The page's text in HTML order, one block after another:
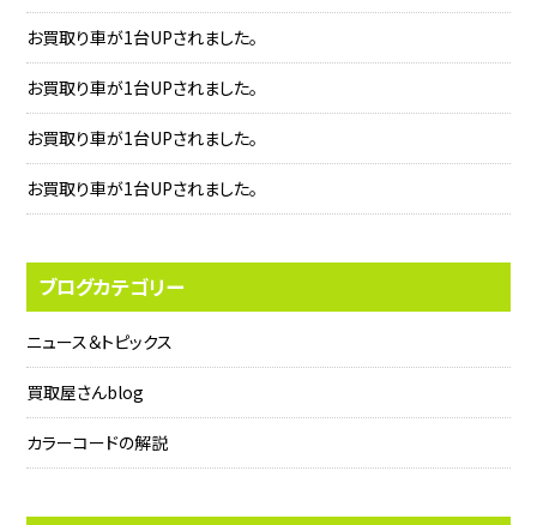
お買取り車が1台UPされました。
お買取り車が1台UPされました。
お買取り車が1台UPされました。
お買取り車が1台UPされました。
ブログカテゴリー
ニュース＆トピックス
買取屋さんblog
カラーコードの解説